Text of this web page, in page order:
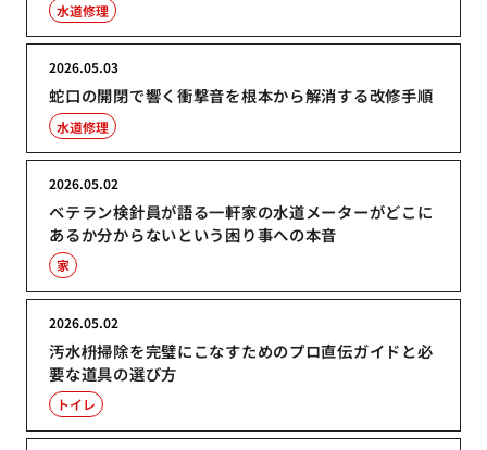
水道修理
蛇口の開閉で響く衝撃音を根本から解消する改修手順
2026.05.03
水道修理
ベテラン検針員が語る一軒家の水道メーターがどこに
あるか分からないという困り事への本音
2026.05.02
家
汚水枡掃除を完璧にこなすためのプロ直伝ガイドと必
要な道具の選び方
2026.05.02
トイレ